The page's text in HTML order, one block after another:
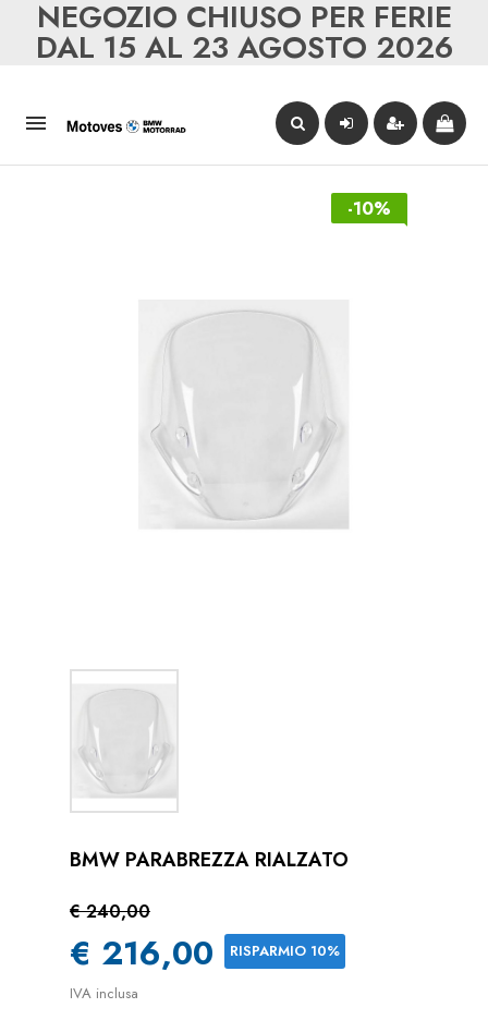
NEGOZIO CHIUSO PER FERIE
DAL 15 AL 23 AGOSTO 2026

-10%
BMW PARABREZZA RIALZATO
€ 240,00
€ 216,00 RISPARMIO 10%
IVA inclusa